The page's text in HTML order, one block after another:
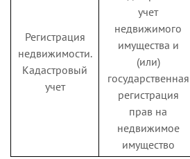
Регистрация
недвижимости.
Кадастровый
учет
учет
недвижимого
имущества и
(или)
государственная
регистрация
прав на
недвижимое
имущество